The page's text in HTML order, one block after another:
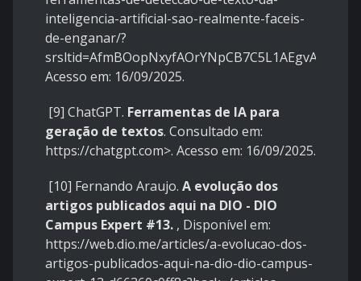
inteligencia-artificial-sao-realmente-faceis-
de-enganar/?
Acesso em: 16/09/2025.
[9] ChatGPT. Ferramentas de IA para
geração de textos. Consultado em:
https://chatgpt.com>. Acesso em: 16/09/2025.
[10] Fernando Araujo. A evolução dos
artigos publicados aqui na DIO - DIO
Campus Expert #13. , Disponível em:
https://web.dio.me/articles/a-evolucao-dos-
artigos-publicados-aqui-na-dio-dio-campus-